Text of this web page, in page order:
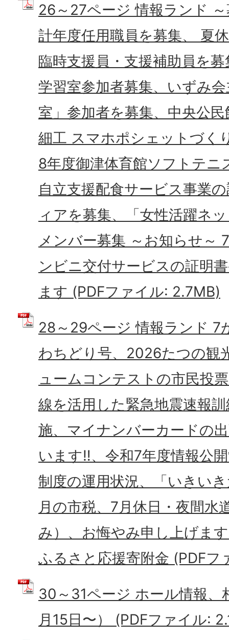
26～27ページ 情報ランド
計年度任用職員を募集、 夏
臨時支援員・支援補助員を
学習室参加者募集、いずみ
室」参加者を募集、中央公
細工 スマホポシェットづく
8年度御津体育館ソフトテニ
自立支援配食サービス事業
ィアを募集、「女性活躍ネ
メンバー募集 ～お知らせ～
ンビニ交付サービスの証明
ます (PDFファイル: 2.7MB)
28～29ページ 情報ランド 7
わちどり号、2026たつの観
ュームコンテストの市民投
線を活用した緊急地震速報
施、マイナンバーカードの
います‼、令和7年度情報公
制度の運用状況、「いきい
月の市税、7月休日・夜間水
み）、お悔やみ申し上げま
ふるさと応援寄附金 (PDFフ
30～31ページ ホール情報、
月15日〜） (PDFファイル: